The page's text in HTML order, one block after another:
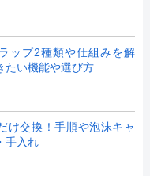
ップ2種類や仕組みを解
たい機能や選び方
け交換！手順や泡沫キャ
手入れ